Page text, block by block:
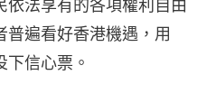
法享有的各項權利自由
遍看好香港機遇，用
下信心票。